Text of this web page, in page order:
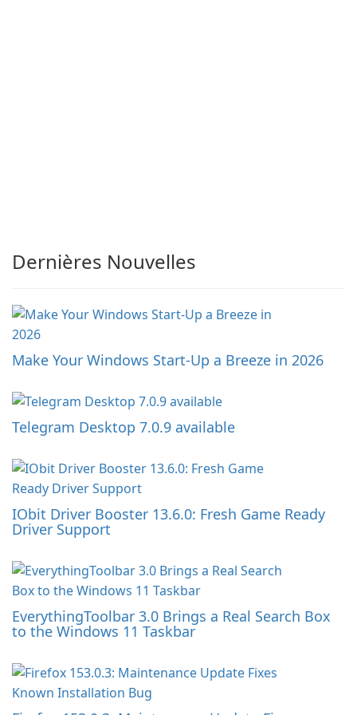
Dernières Nouvelles
Make Your Windows Start-Up a Breeze in 2026
Telegram Desktop 7.0.9 available
IObit Driver Booster 13.6.0: Fresh Game Ready
Driver Support
EverythingToolbar 3.0 Brings a Real Search Box
to the Windows 11 Taskbar